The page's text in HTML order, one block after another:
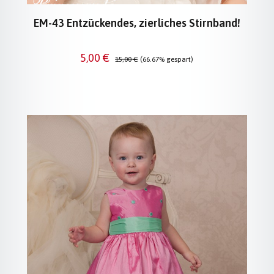
EM-43 Entzückendes, zierliches Stirnband!
Verkaufspreis:
5,00 € Regulärer Preis:
15,00 € (66.67% gespart)